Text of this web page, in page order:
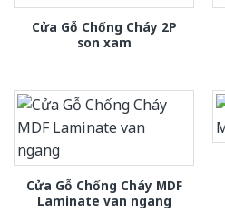
Cửa Gỗ Chống Cháy 2P
son xam
Cửa Gỗ Chống Cháy MDF
Laminate van ngang